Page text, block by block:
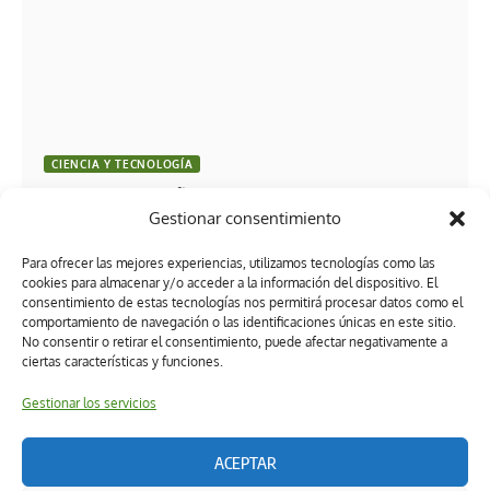
Gestionar consentimiento
Para ofrecer las mejores experiencias, utilizamos tecnologías como las
cookies para almacenar y/o acceder a la información del dispositivo. El
consentimiento de estas tecnologías nos permitirá procesar datos como el
comportamiento de navegación o las identificaciones únicas en este sitio.
No consentir o retirar el consentimiento, puede afectar negativamente a
ciertas características y funciones.
Gestionar los servicios
ACEPTAR
CIENCIA Y TECNOLOGÍA
Talento tabasqueño conquista la NASA: Estudiantes
ganan el Space Apps Challenge 2025 con el proyecto